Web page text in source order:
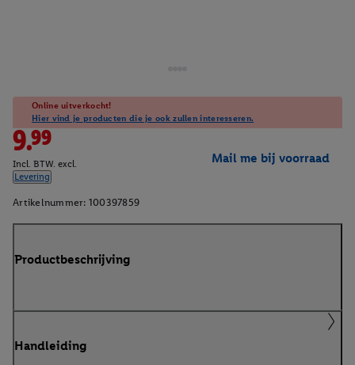
Online uitverkocht!
Hier vind je producten die je ook zullen interesseren.
9.99
Incl. BTW. excl.
Levering
Mail me bij voorraad
Artikelnummer: 100397859
Productbeschrijving
Handleiding